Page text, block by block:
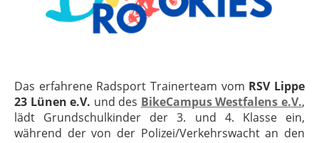
Das erfahrene Radsport Trainerteam vom RSV Lippe
23 Lünen e.V. und des BikeCampus Westfalens e.V.,
lädt Grundschulkinder der 3. und 4. Klasse ein,
während der von der Polizei/Verkehrswacht an den